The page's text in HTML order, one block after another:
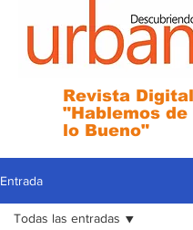
Revista Digital
"Hablemos de
lo Bueno"
Entrada
Todas las entradas